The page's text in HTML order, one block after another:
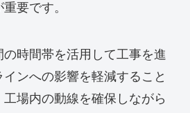
要です。
時間帯を活用して工事を進
ンへの影響を軽減すること
場内の動線を確保しながら